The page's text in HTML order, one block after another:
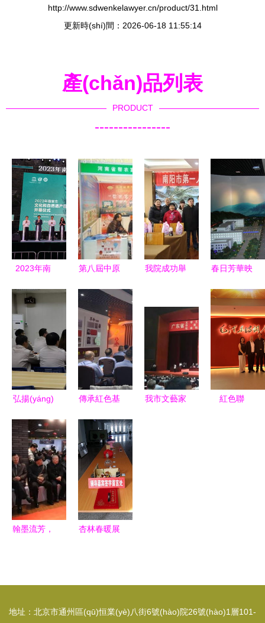
http://www.sdwenkelawyer.cn/product/31.html
更新時(shí)間：2026-06-18 11:55:14
產(chǎn)品列表
PRODUCT
----------------
2023年南
自然遺產
(chǎn)日系
列活動
(dòng)盛大
開(kāi)幕
非遺市集、
展與奇妙夜
共繪傳承新
篇
第八屆中原
(nóng)資產
(chǎn)品交
易暨信息交
流會(huì)
搭建行業
(yè)橋梁，
術(shù)新
活力
我院成功舉
化活動
藝術(shù)
交流
春日芳華映
社區(qū)組
織女職工參
觀銅煤文化
展覽館
慶“三八”
弘揚(yáng)
化，凝聚發
(fā)展力量
——廣東長
(zhǎng)盈
二廠、三廠
舉辦內(nèi)
(dòng)
傳承紅色基
化根基——
紫云自治縣
公安局紅色
文化教育暨
藝術(shù)
交流活動
我市文藝家
紅色聯
翰墨流芳，
展暨文化藝
杏林春暖展
展活動
地址：北京市通州區(qū)恒業(yè)八街6號(hào)院26號(hào)1層101-